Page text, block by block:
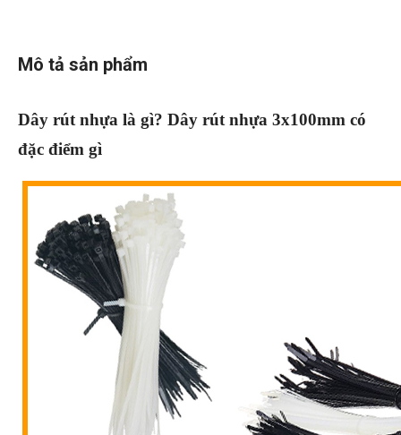
Mô tả sản phẩm
Dây rút nhựa là gì? Dây rút nhựa 3x100mm có
đặc điểm gì